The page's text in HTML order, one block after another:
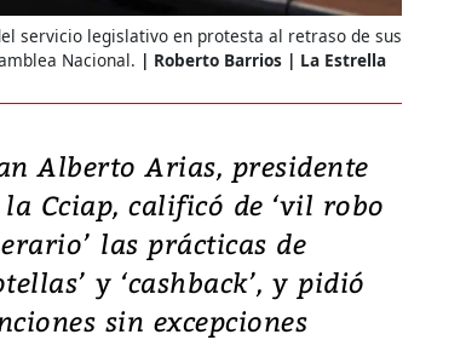
servicio legislativo en protesta al retraso de sus
Nacional.
Roberto Barrios | La Estrella
Alberto Arias, presidente
la Cciap, calificó de ‘vil robo
las prácticas de
y ‘cashback’, y pidió
sin excepciones
Un fuerte terremoto de magnitud
7,1 se registró este martes 28 de
julio en la prefectura de Kumamoto,
emergencia de gran...